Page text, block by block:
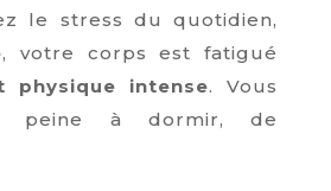
le stress du quotidien,
, votre corps est fatigué
physique intense. Vous
peine à dormir, de